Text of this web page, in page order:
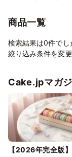
商品一覧
検索結果は0件でし
絞り込み条件を変
Cake.jpマガ
【2026年完全版